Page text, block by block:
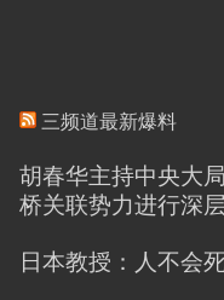
三频道最新爆料
胡春华主持中央大
桥关联势力进行深
日本教授：人不会